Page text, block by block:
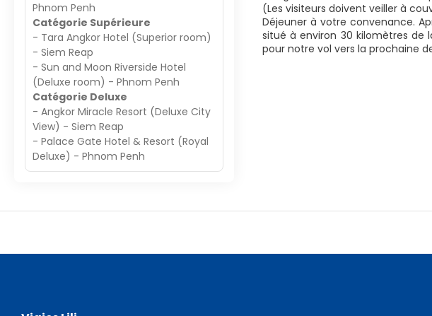
(Les visiteurs doivent veiller à
Déjeuner à votre convenance.
situé à environ 30 kilomètres de
pour notre vol vers la prochaine
Phnom Penh
Catégorie Supérieure
- Tara Angkor Hotel (Superior room)
- Siem Reap
- Sun and Moon Riverside Hotel
(Deluxe room) - Phnom Penh
Catégorie Deluxe
- Angkor Miracle Resort (Deluxe City
View) - Siem Reap
- Palace Gate Hotel & Resort (Royal
Deluxe) - Phnom Penh